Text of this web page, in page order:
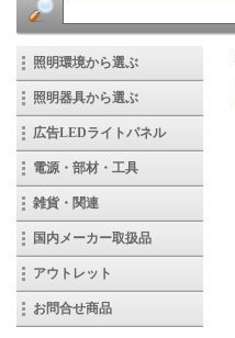
照明環境から選ぶ
照明器具から選ぶ
広告LEDライトパネル
電源・部材・工具
雑貨・関連
国内メーカー取扱品
アウトレット
お問合せ商品